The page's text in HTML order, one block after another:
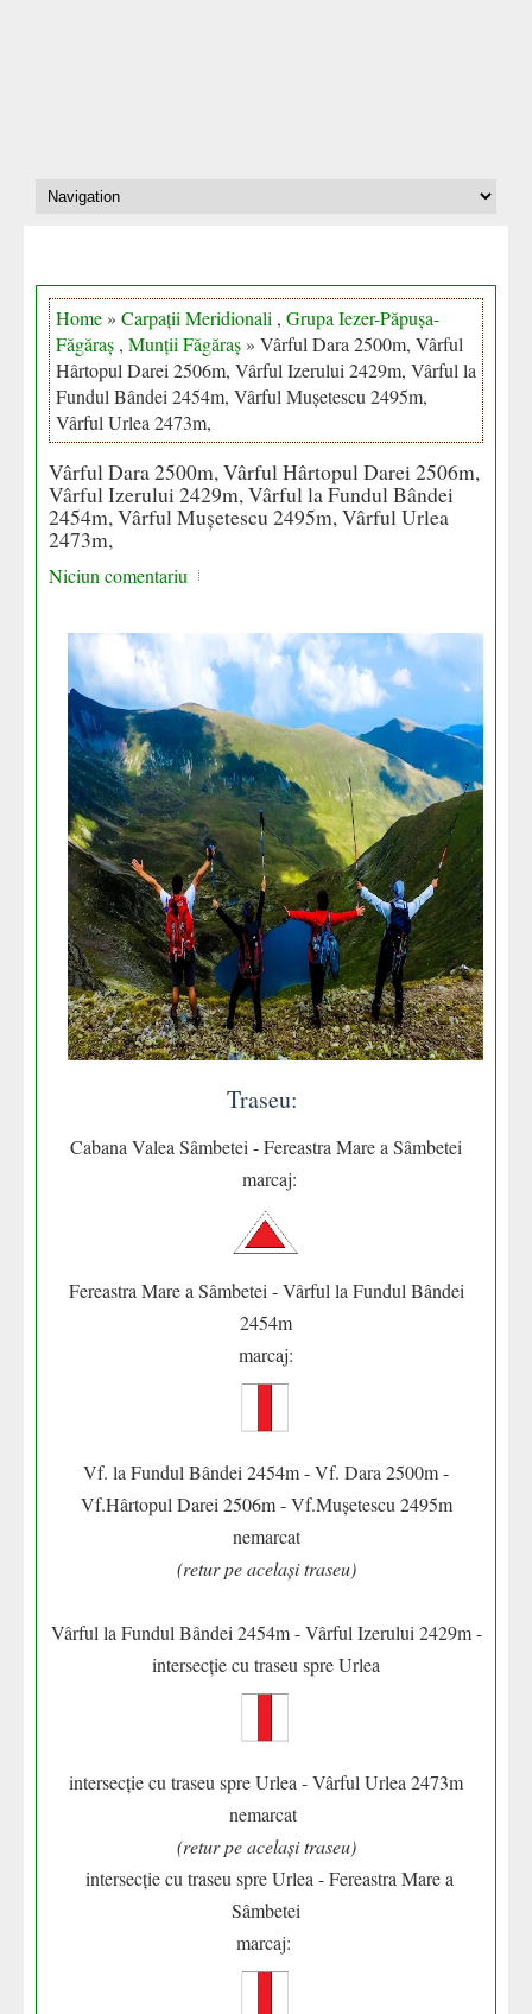
Home » Carpații Meridionali , Grupa Iezer-Păpușa-
Făgăraș , Munții Făgăraș » Vârful Dara 2500m, Vârful
Hârtopul Darei 2506m, Vârful Izerului 2429m, Vârful la
Fundul Bândei 2454m, Vârful Mușetescu 2495m,
Vârful Urlea 2473m,
Vârful Dara 2500m, Vârful Hârtopul Darei 2506m,
Vârful Izerului 2429m, Vârful la Fundul Bândei
2454m, Vârful Mușetescu 2495m, Vârful Urlea
2473m,
Niciun comentariu
Traseu:
Cabana Valea Sâmbetei - Fereastra Mare a Sâmbetei
marcaj:
Fereastra Mare a Sâmbetei - Vârful la Fundul Bândei
2454m
marcaj:
Vf. la Fundul Bândei 2454m - Vf. Dara 2500m -
Vf.Hârtopul Darei 2506m - Vf.Mușetescu 2495m
nemarcat
(retur pe același traseu)
Vârful la Fundul Bândei 2454m - Vârful Izerului 2429m -
intersecție cu traseu spre Urlea
intersecție cu traseu spre Urlea - Vârful Urlea 2473m
nemarcat
(retur pe același traseu)
intersecție cu traseu spre Urlea - Fereastra Mare a
Sâmbetei
marcaj: